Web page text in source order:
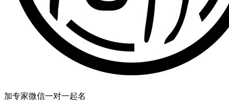
加专家微信一对一起名